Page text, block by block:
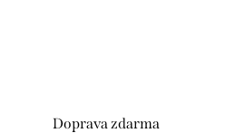
Doprava zdarma